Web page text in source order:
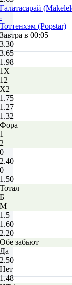
Галатасарай
-
Тоттенхэм (Popstar)
Завтра в 00:05
3.30
3.65
1.98
1X
12
X2
1.75
1.27
1.32
Фора
1
2
0
2.40
0
1.50
Тотал
Б
М
1.5
1.60
2.20
Обе забьют
Да
2.50
Нет
1.48